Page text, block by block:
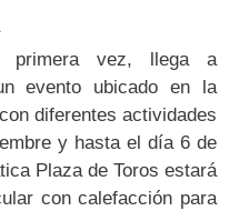
primera vez, llega a
evento ubicado en la
diferentes actividades
y hasta el día 6 de
Plaza de Toros estará
con calefacción para